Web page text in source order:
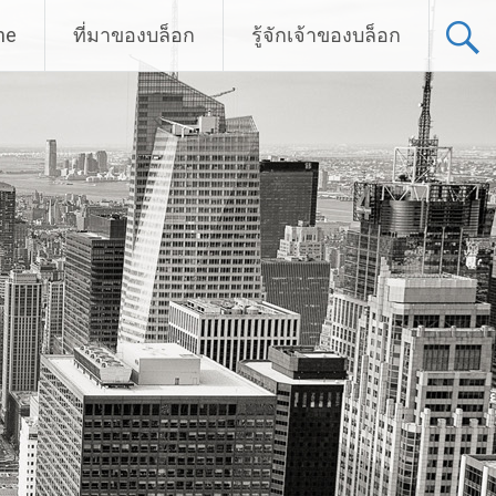
ที่มาของบล็อก รู้จักเจ้าของบล็อก